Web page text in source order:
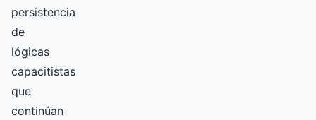
persistencia
de
lógicas
capacitistas
que
continúan